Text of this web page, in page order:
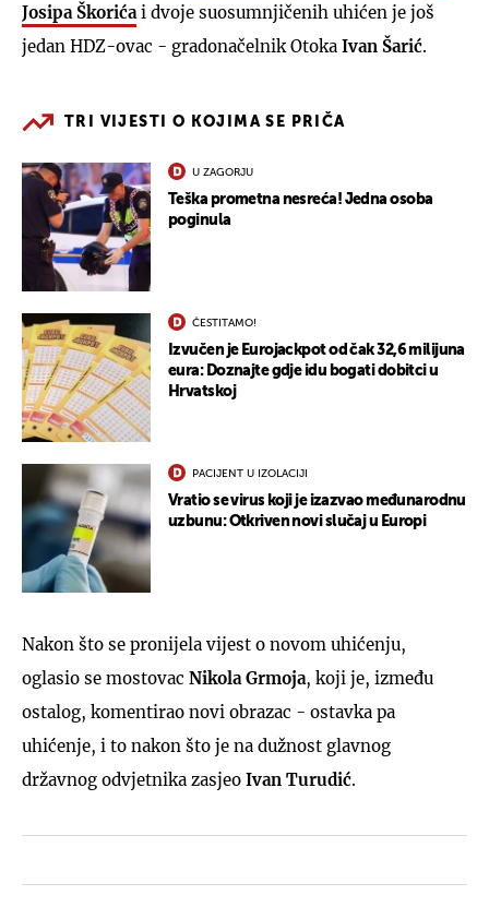
Josipa Škorića i dvoje suosumnjičenih uhićen je još
jedan HDZ-ovac - gradonačelnik Otoka Ivan Šarić.
TRI VIJESTI O KOJIMA SE PRIČA
U ZAGORJU
Teška prometna nesreća! Jedna osoba
poginula
ČESTITAMO!
Izvučen je Eurojackpot od čak 32,6 milijuna
eura: Doznajte gdje idu bogati dobitci u
Hrvatskoj
PACIJENT U IZOLACIJI
Vratio se virus koji je izazvao međunarodnu
uzbunu: Otkriven novi slučaj u Europi
Nakon što se pronijela vijest o novom uhićenju,
oglasio se mostovac Nikola Grmoja, koji je, između
ostalog, komentirao novi obrazac - ostavka pa
uhićenje, i to nakon što je na dužnost glavnog
državnog odvjetnika zasjeo Ivan Turudić.